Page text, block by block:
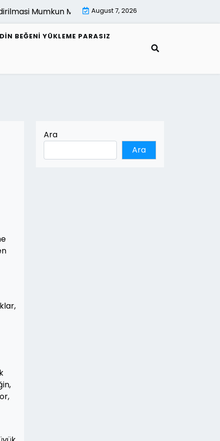
Mumkun Mu |E Fatura Alici Bilgileri Nasil Guncellenir
August 7, 2026
BEĞENI YÜKLEME PARASIZ
Ara
Ara